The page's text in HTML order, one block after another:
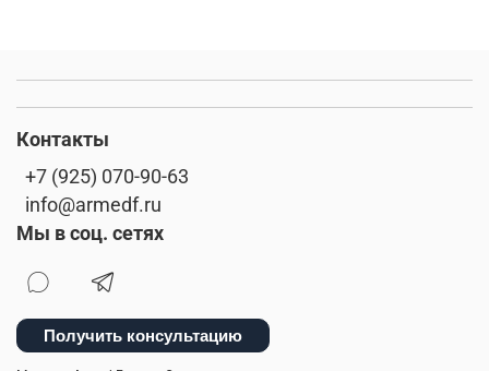
Контакты
+7 (925) 070-90-63
info@armedf.ru
Мы в соц. сетях
Получить консультацию